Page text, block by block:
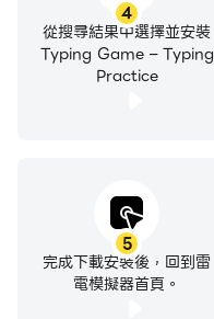
4
從搜尋結果中選擇並安裝
Typing Game – Typing
Practice
5
完成下載安裝後，回到雷
電模擬器首頁。